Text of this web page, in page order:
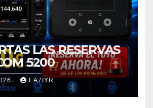
LAS RESERVAS
5200
EA7IYR